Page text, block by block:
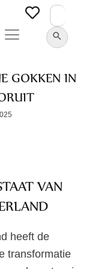
Search
SEARCH BUTTON
GOKKEN IN
VAN
heeft de
transformatie